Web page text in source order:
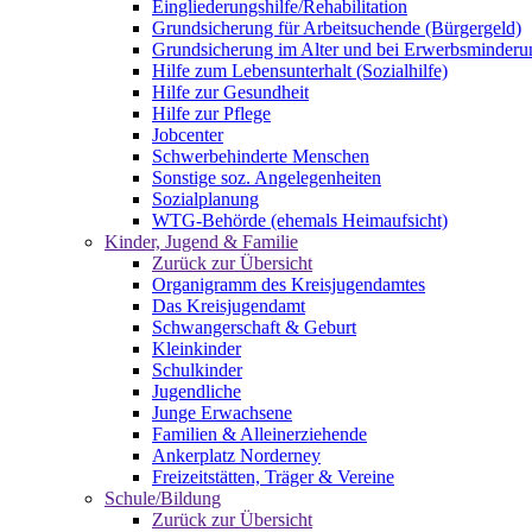
Eingliederungshilfe/Rehabilitation
Grundsicherung für Arbeitsuchende (Bürgergeld)
Grundsicherung im Alter und bei
Hilfe zum Lebensunterhalt (Sozialhilfe)
Hilfe zur Gesundheit
Hilfe zur Pflege
Jobcenter
Schwerbehinderte Menschen
Sonstige soz. Angelegenheiten
Sozialplanung
WTG-Behörde (ehemals Heimaufsicht)
Kinder, Jugend & Familie
Zurück zur Übersicht
Organigramm des Kreisjugendamtes
Das Kreisjugendamt
Schwangerschaft & Geburt
Kleinkinder
Schulkinder
Jugendliche
Junge Erwachsene
Familien & Alleinerziehende
Ankerplatz Norderney
Freizeitstätten, Träger & Vereine
Schule/Bildung
Zurück zur Übersicht